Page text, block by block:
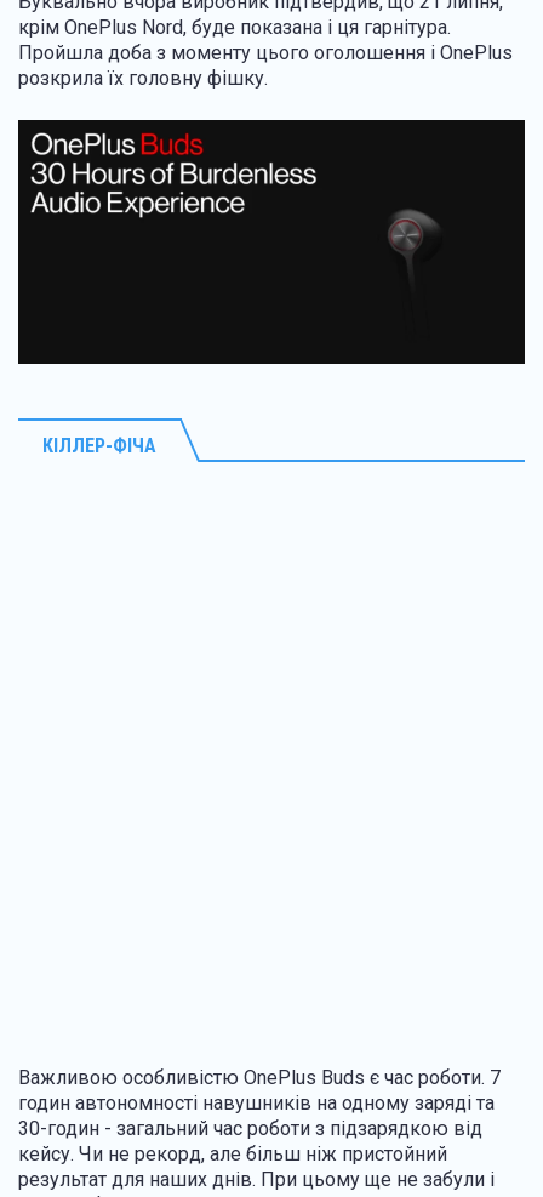
крім OnePlus Nord, буде показана і ця гарнітура.
Пройшла доба з моменту цього оголошення і OnePlus
розкрила їх головну фішку.
КІЛЛЕР-ФІЧА
Важливою особливістю OnePlus Buds є час роботи. 7
годин автономності навушників на одному заряді та
30-годин - загальний час роботи з підзарядкою від
кейсу. Чи не рекорд, але більш ніж пристойний
результат для наших днів. При цьому ще не забули і